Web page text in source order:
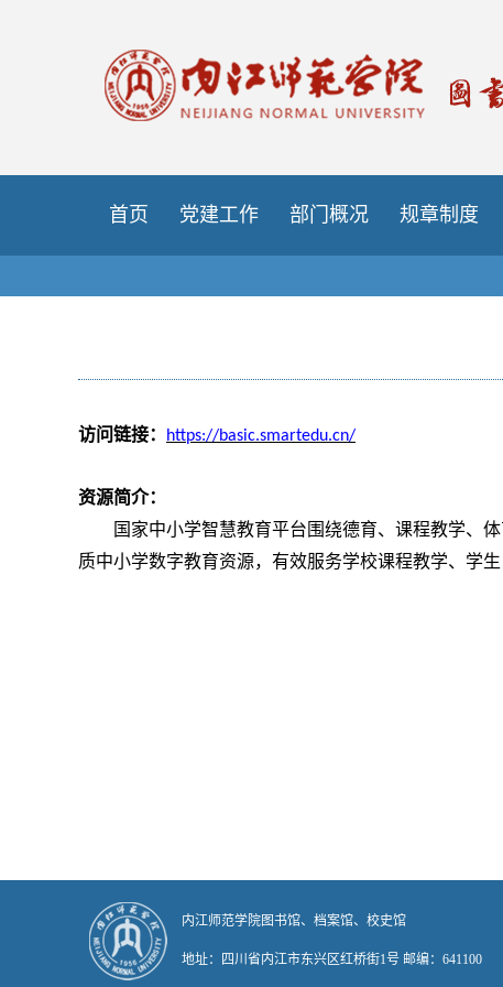
首页 党建工作 部门概况 规章制度
访问链接： https://basic.smartedu.cn/
资源简介：
国家中小学智慧教育平台围绕德育、课程教学、
质中小学数字教育资源，有效服务学校课程教学、学
内江师范学院图书
地址：四川省内江市东兴区